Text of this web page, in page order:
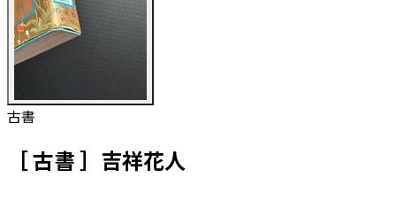
古書
［ 古書 ］吉祥花人